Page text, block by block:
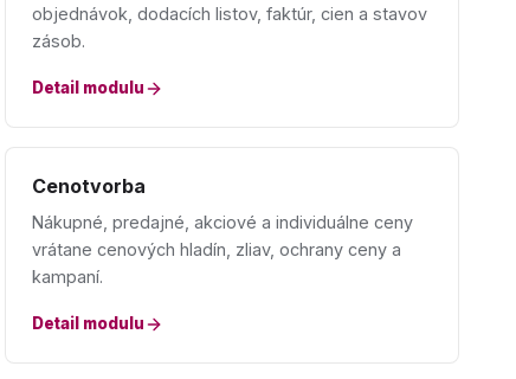
objednávok, dodacích listov, faktúr, cien a stavov
zásob.
Detail modulu
Cenotvorba
Nákupné, predajné, akciové a individuálne ceny
vrátane cenových hladín, zliav, ochrany ceny a
kampaní.
Detail modulu